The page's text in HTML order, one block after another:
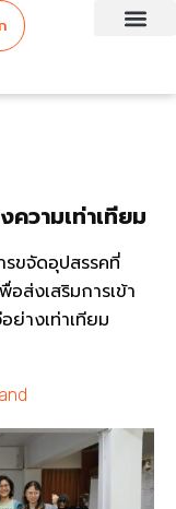
วามเท่าเทียม
ขจัดอุปสรรคที่
ส่งเสริมการเข้า
ย่างเท่าเทียม